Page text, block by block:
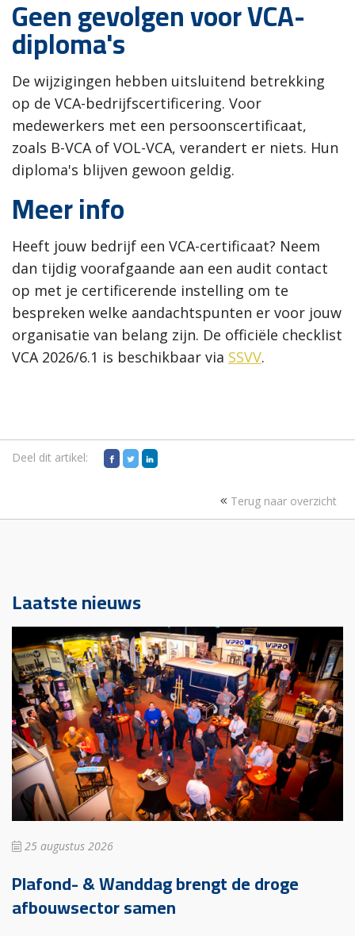
Geen gevolgen voor VCA-
diploma's
De wijzigingen hebben uitsluitend betrekking
op de VCA-bedrijfscertificering. Voor
medewerkers met een persoonscertificaat,
zoals B-VCA of VOL-VCA, verandert er niets. Hun
diploma's blijven gewoon geldig.
Meer info
Heeft jouw bedrijf een VCA-certificaat? Neem
dan tijdig voorafgaande aan een audit contact
op met je certificerende instelling om te
bespreken welke aandachtspunten er voor jouw
organisatie van belang zijn. De officiële checklist
VCA 2026/6.1 is beschikbaar via SSVV.
Deel dit artikel:
Terug naar overzicht
Laatste nieuws
25 augustus 2026
Plafond- & Wanddag brengt de droge
afbouwsector samen